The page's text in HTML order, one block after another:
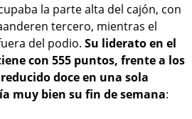
la parte alta del cajón, con
tercero, mientras el
del podio. Su liderato en el
con 555 puntos, frente a los
doce en una sola
muy bien su fin de semana: